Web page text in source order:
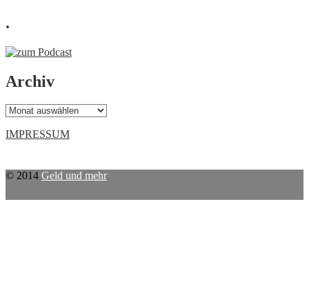
.
Archiv
Archiv
IMPRESSUM
© 2014 Geld und mehr